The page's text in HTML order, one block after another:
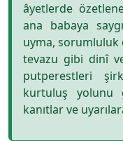
âyetlerde
ana babaya
uyma, sorumluluk
tevazu gibi dinî
putperestleri
kurtuluş yolunu
kanıtlar ve